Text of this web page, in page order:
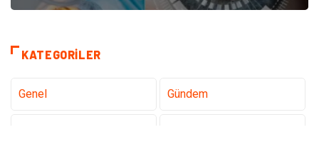
KATEGORILER
Genel Gündem